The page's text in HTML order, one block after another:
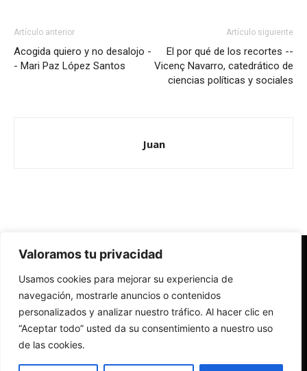
Valoramos tu privacidad
Usamos cookies para mejorar su experiencia de
navegación, mostrarle anuncios o contenidos
personalizados y analizar nuestro tráfico. Al hacer clic en
“Aceptar todo” usted da su consentimiento a nuestro uso
de las cookies.
Artículo anterior
Acogida quiero y no desalojo -
- Mari Paz López Santos
Artículo siguiente
El por qué de los recortes --
Vicenç Navarro, catedrático de
ciencias políticas y sociales
Juan
Redes Cristianas
Una mirada alternativa sobre la Iglesia católica y la sociedad
- Colectivos de Redes Cristianas